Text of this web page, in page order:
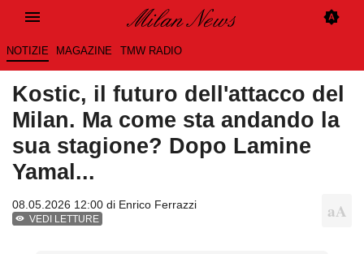
NOTIZIE MAGAZINE TMW RADIO
Kostic, il futuro dell'attacco del
Milan. Ma come sta andando la
sua stagione? Dopo Lamine
Yamal...
08.05.2026 12:00 di Enrico Ferrazzi
VEDI LETTURE